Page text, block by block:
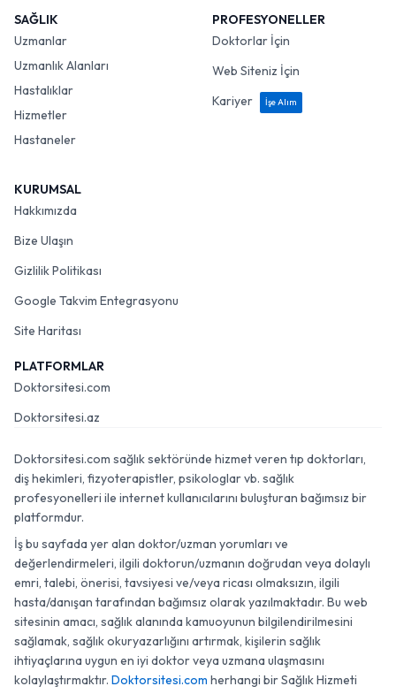
SAĞLIK
Uzmanlar
Uzmanlık Alanları
Hastalıklar
Hizmetler
Hastaneler
PROFESYONELLER
Doktorlar İçin
Web Siteniz İçin
Kariyer
İşe Alım
KURUMSAL
Hakkımızda
Bize Ulaşın
Gizlilik Politikası
Google Takvim Entegrasyonu
Site Haritası
PLATFORMLAR
Doktorsitesi.com
Doktorsitesi.az
Doktorsitesi.com sağlık sektöründe hizmet veren tıp doktorları,
diş hekimleri, fizyoterapistler, psikologlar vb. sağlık
profesyonelleri ile internet kullanıcılarını buluşturan bağımsız bir
platformdur.
İş bu sayfada yer alan doktor/uzman yorumları ve
değerlendirmeleri, ilgili doktorun/uzmanın doğrudan veya dolaylı
emri, talebi, önerisi, tavsiyesi ve/veya ricası olmaksızın, ilgili
hasta/danışan tarafından bağımsız olarak yazılmaktadır. Bu web
sitesinin amacı, sağlık alanında kamuoyunun bilgilendirilmesini
sağlamak, sağlık okuryazarlığını artırmak, kişilerin sağlık
ihtiyaçlarına uygun en iyi doktor veya uzmana ulaşmasını
kolaylaştırmaktır. Doktorsitesi.com herhangi bir Sağlık Hizmeti